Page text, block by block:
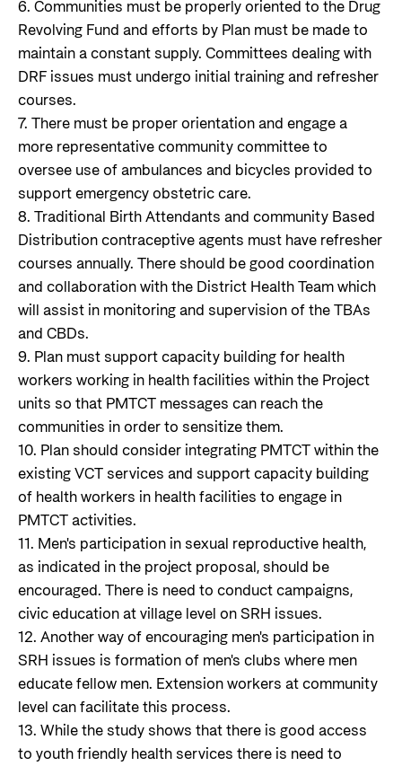
6. Communities must be properly oriented to the Drug
Revolving Fund and efforts by Plan must be made to
maintain a constant supply. Committees dealing with
DRF issues must undergo initial training and refresher
courses.
7. There must be proper orientation and engage a
more representative community committee to
oversee use of ambulances and bicycles provided to
support emergency obstetric care.
8. Traditional Birth Attendants and community Based
Distribution contraceptive agents must have refresher
courses annually. There should be good coordination
and collaboration with the District Health Team which
will assist in monitoring and supervision of the TBAs
and CBDs.
9. Plan must support capacity building for health
workers working in health facilities within the Project
units so that PMTCT messages can reach the
communities in order to sensitize them.
10. Plan should consider integrating PMTCT within the
existing VCT services and support capacity building
of health workers in health facilities to engage in
PMTCT activities.
11. Men's participation in sexual reproductive health,
as indicated in the project proposal, should be
encouraged. There is need to conduct campaigns,
civic education at village level on SRH issues.
12. Another way of encouraging men's participation in
SRH issues is formation of men's clubs where men
educate fellow men. Extension workers at community
level can facilitate this process.
13. While the study shows that there is good access
to youth friendly health services there is need to